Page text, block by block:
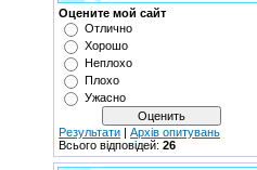
Оцените мой сайт
Отлично
Хорошо
Неплохо
Плохо
Ужасно
Результати | Архів опитувань
Всього відповідей: 26